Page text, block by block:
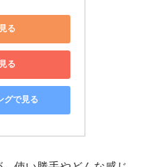
る
る
グで見る